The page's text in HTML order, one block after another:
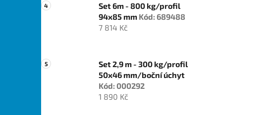
Set 6m - 800 kg/profil
94x85 mm Kód: 689488
7 814 Kč
Set 2,9 m - 300 kg/profil
50x46 mm/boční úchyt
Kód: 000292
1 890 Kč